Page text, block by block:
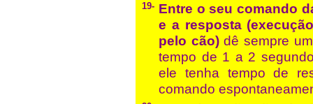
19- Entre o seu comando
e a resposta
pelo cão)dê sempre
tempo de 1 a 2
ele tenha tempo de
comando